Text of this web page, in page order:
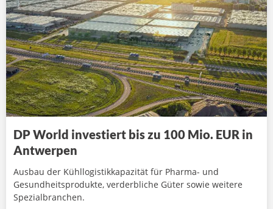
DP World investiert bis zu 100 Mio. EUR in
Antwerpen
Ausbau der Kühllogistikkapazität für Pharma- und
Gesundheitsprodukte, verderbliche Güter sowie weitere
Spezialbranchen.